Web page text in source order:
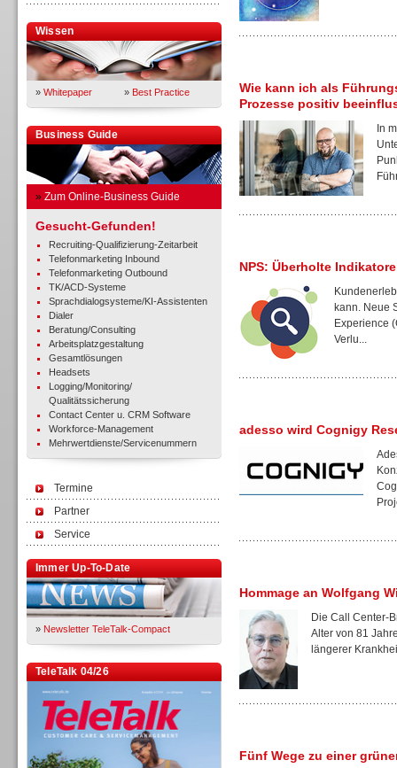
Wissen
» Whitepaper » Best Practice
Business Guide
» Zum Online-Business Guide
Gesucht-Gefunden!
Recruiting-Qualifizierung-Zeitarbeit
Telefonmarketing Inbound
Telefonmarketing Outbound
TK/ACD-Systeme
Sprachdialogsysteme/KI-Assistenten
Dialer
Beratung/Consulting
Arbeitsplatzgestaltung
Gesamtlösungen
Headsets
Logging/Monitoring/
Qualitätssicherung
Contact Center u. CRM Software
Workforce-Management
Mehrwertdienste/Servicenummern
Termine
Partner
Service
Immer Up-To-Date
» Newsletter TeleTalk-Compact
TeleTalk 04/26
Wie kann ich als
Prozesse positiv
In
NPS: Überholte
kann. Neue
Experience
Verlu...
adesso wird Cognigy
Hommage an Wolfgang
Die Call Center-
Alter von 81
längerer
Fünf Wege zu einer